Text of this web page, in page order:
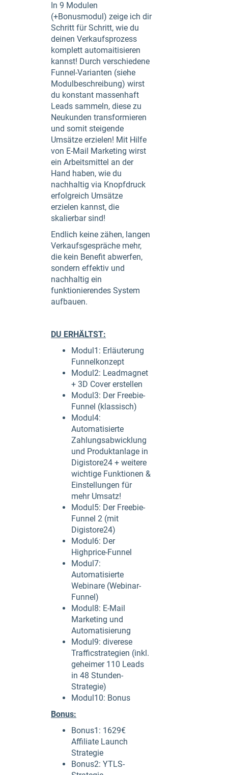
In 9 Modulen
(+Bonusmodul) zeige ich dir
Schritt für Schritt, wie du
deinen Verkaufsprozess
komplett automaitisieren
kannst! Durch verschiedene
Funnel-Varianten (siehe
Modulbeschreibung) wirst
du konstant massenhaft
Leads sammeln, diese zu
Neukunden transformieren
und somit steigende
Umsätze erzielen! Mit Hilfe
von E-Mail Marketing wirst
ein Arbeitsmittel an der
Hand haben, wie du
nachhaltig via Knopfdruck
erfolgreich Umsätze
erzielen kannst, die
skalierbar sind!
Endlich keine zähen, langen
Verkaufsgespräche mehr,
die kein Benefit abwerfen,
sondern effektiv und
nachhaltig ein
funktionierendes System
aufbauen.
DU ERHÄLTST:
Modul1: Erläuterung
Funnelkonzept
Modul2: Leadmagnet
+ 3D Cover erstellen
Modul3: Der Freebie-
Funnel (klassisch)
Modul4:
Automatisierte
Zahlungsabwicklung
und Produktanlage in
Digistore24 + weitere
wichtige Funktionen &
Einstellungen für
mehr Umsatz!
Modul5: Der Freebie-
Funnel 2 (mit
Digistore24)
Modul6: Der
Highprice-Funnel
Modul7:
Automatisierte
Webinare (Webinar-
Funnel)
Modul8: E-Mail
Marketing und
Automatisierung
Modul9: diverese
Trafficstrategien (inkl.
geheimer 110 Leads
in 48 Stunden-
Strategie)
Modul10: Bonus
Bonus:
Bonus1: 1629€
Affiliate Launch
Strategie
Bonus2: YTLS-